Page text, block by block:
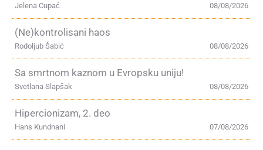
08/08/2026
Jelena Cupać
(Ne)kontrolisani haos
08/08/2026
Rodoljub Šabić
Sa smrtnom kaznom u Evropsku uniju!
08/08/2026
Svetlana Slapšak
Hipercionizam, 2. deo
07/08/2026
Hans Kundnani